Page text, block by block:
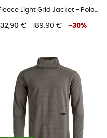
132,90 € 189,90 € -30%